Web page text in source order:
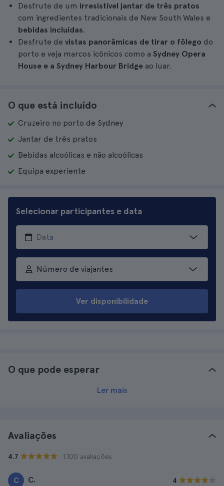
Desfrute de um irresistível jantar de três pratos
com ingredientes tradicionais de New South Wales e
bebidas incluídas.
Desfrute de vistas panorâmicas de tirar o fôlego do
porto e veja marcos icônicos como a Sydney Opera
House e a Sydney Harbour Bridge ao luar.
O que está incluído
Cruzeiro no porto de Sydney
Jantar de três pratos
Bebidas alcoólicas e não alcoólicas
Equipa experiente
Selecionar participantes e data
Número de viajantes
Ver disponibilidade
O que pode esperar
Ler mais
Avaliações
4.7 · 1.100 avaliações
C C. 4